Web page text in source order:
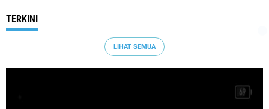
TERKINI
LIHAT SEMUA